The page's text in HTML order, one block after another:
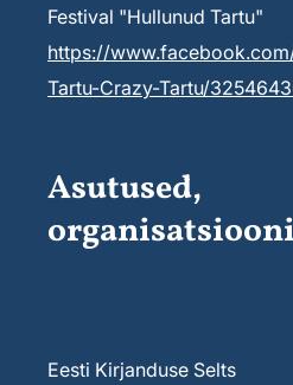
Festival "Hullunud Tartu"
https://
Tartu-Crazy-Tartu/
Asutused,
Eesti Kirjanduse Selts